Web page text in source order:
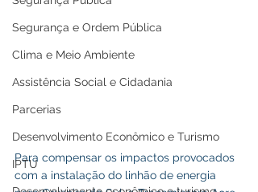
Segurança e Ordem Pública
Clima e Meio Ambiente
Assistência Social e Cidadania
Parcerias
Desenvolvimento Econômico e Turismo
IPTU
Para compensar os impactos provocados
com a instalação do linhão de energia